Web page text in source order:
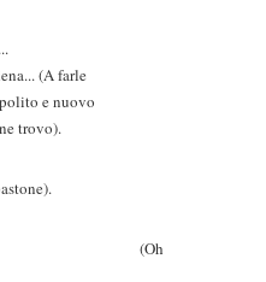
(A farle
e nuovo
trovo).